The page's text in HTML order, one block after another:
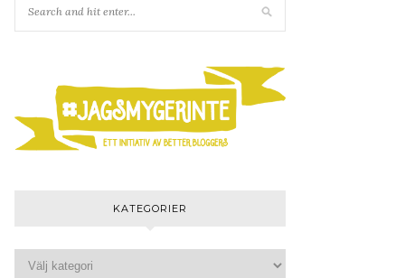
KATEGORIER